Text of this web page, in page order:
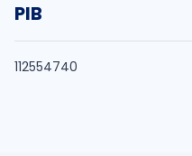
PIB
112554740